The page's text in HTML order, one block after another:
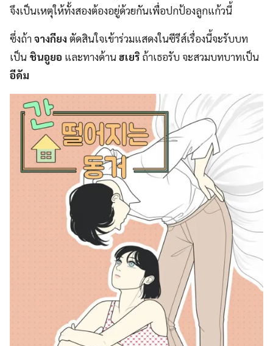
จึงเป็นเหตุให้ทั้งสองต้องอยู่ด้วยกันเพื่อปกป้องลูกแก้วนี้
ซึ่งถ้าจางกียงตัดสินใจเข้าร่วมแสดงในซีรีส์เรื่องนี้จะรับบท
เป็น ชินอูยอ และทางด้านฮเยริ ถ้าเธอรับ จะสวมบทบาทเป็น
อีดัม